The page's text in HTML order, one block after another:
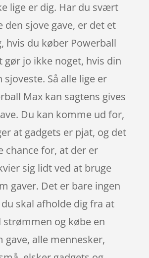
lige er dig. Har du svært
den sjove gave, er det et
hvis du køber Powerball
gør jo ikke noget, hvis din
sjoveste. Så alle lige er
Max kan sagtens gives
Du kan komme ud for,
at gadgets er pjat, og det
chance for, at der er
sig lidt ved at bruge
gaver. Det er bare ingen
skal afholde dig fra at
strømmen og købe en
gave, alle mennesker,